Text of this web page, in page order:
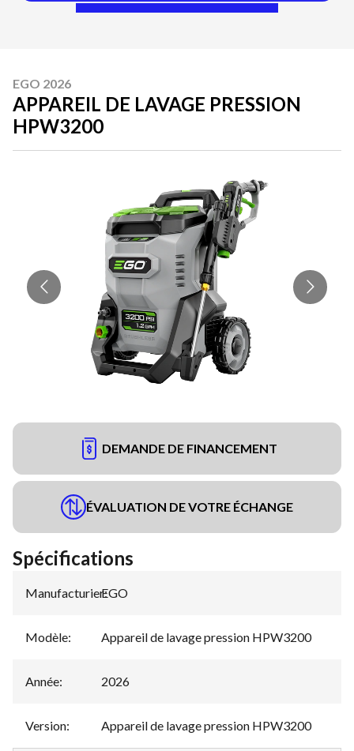
EGO 2026
APPAREIL DE LAVAGE PRESSION
HPW3200
DEMANDE DE FINANCEMENT
ÉVALUATION DE VOTRE ÉCHANGE
Spécifications
Manufacturier:
EGO
Modèle: Appareil de lavage pression HPW3200
Année: 2026
Version: Appareil de lavage pression HPW3200